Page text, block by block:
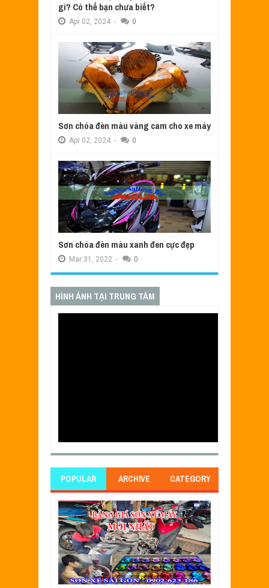
gì? Có thể bạn chưa biết?
Apr 02, 2024 - 0
Sơn chóa đèn màu vàng cam cho xe máy
Apr 02, 2024 - 0
Sơn chóa đèn màu xanh đen cực đẹp
Mar 31, 2022 - 0
HÌNH ẢNH TẠI TRUNG TÂM
POPULAR ARCHIVE CATEGORY